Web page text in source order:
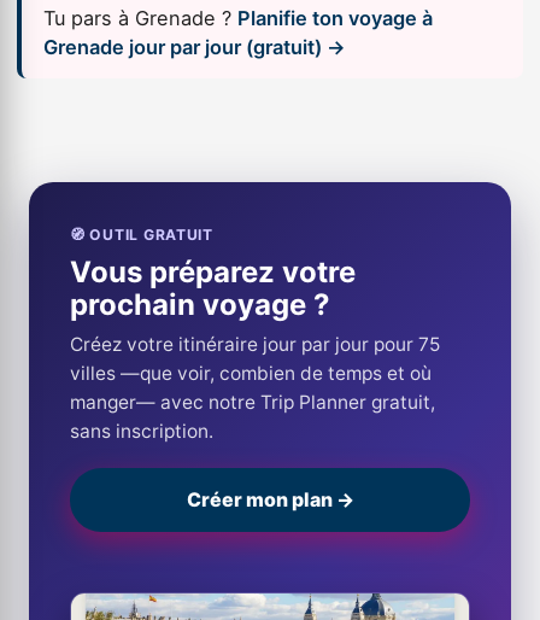
Tu pars à Grenade ? Planifie ton voyage à
Grenade jour par jour (gratuit) →
🧭 OUTIL GRATUIT
Vous préparez votre
prochain voyage ?
Créez votre itinéraire jour par jour pour 75
villes —que voir, combien de temps et où
manger— avec notre Trip Planner gratuit,
sans inscription.
Créer mon plan →